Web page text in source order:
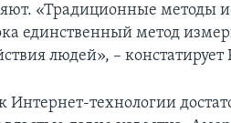
«Традиционные методы
единственный метод
людей», – констатирует
Интернет-технологии